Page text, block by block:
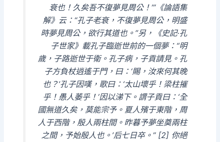
衰也！久矣吾不復夢見周公！’”《論語集
解》云：“孔子老衰，不復夢見周公，明盛
時夢見周公，欲行其道也。”另，《史記·孔
子世家》載孔子臨逝世前的一個夢：“明
歲，子路逝世于衛。孔子病，子貢請見。孔
子方負杖逍遙于門，曰：‘賜，汝來何其晚
也？’孔子因嘆，歌曰：‘太山壞乎！梁柱摧
乎！愚人萎乎！’因以涕下。謂子貢曰：‘全
國無道久矣，莫能宗予。夏人殯于東階，周
人于西階，殷人兩柱間。昨暮予夢坐奠兩柱
之間，予始殷人也。’后七日卒。” [2] 你絕